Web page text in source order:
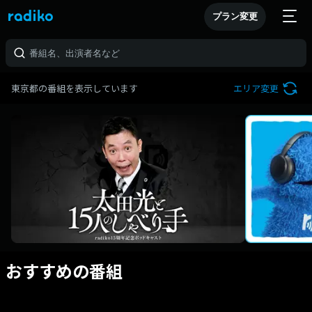
プラン変更
東京都の番組を表示しています エリア変更
おすすめの番組